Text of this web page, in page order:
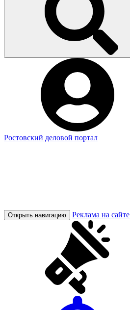
Ростовский деловой портал
Открыть навигацию Реклама на сайте